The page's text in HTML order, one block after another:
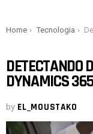
You are here:
Home Tecnologia
DETECTANDO
DYNAMICS
by EL_MOUSTAKO